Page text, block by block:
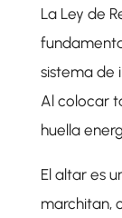
La Ley de
sistema de
Al colocar
huella
El altar es
marchitan,